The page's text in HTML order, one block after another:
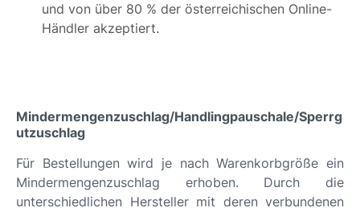
und von über 80 % der österreichischen Online-
Händler akzeptiert.
Mindermengenzuschlag/Handlingpauschale/Sperrg
utzuschlag
Für Bestellungen wird je nach Warenkorbgröße ein
Mindermengenzuschlag erhoben. Durch die
unterschiedlichen Hersteller mit deren verbundenen